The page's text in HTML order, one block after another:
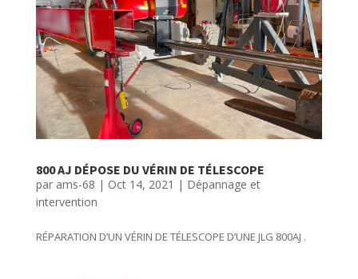
800 AJ DÉPOSE DU VÉRIN DE TÉLESCOPE
par ams-68 | Oct 14, 2021 | Dépannage et
intervention
RÉPARATION D’UN VÉRIN DE TÉLESCOPE D’UNE JLG 800AJ .